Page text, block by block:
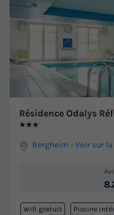
Résidence Odalys
★★★
Bergheim -Voir sur
Wifi gratuit Piscine